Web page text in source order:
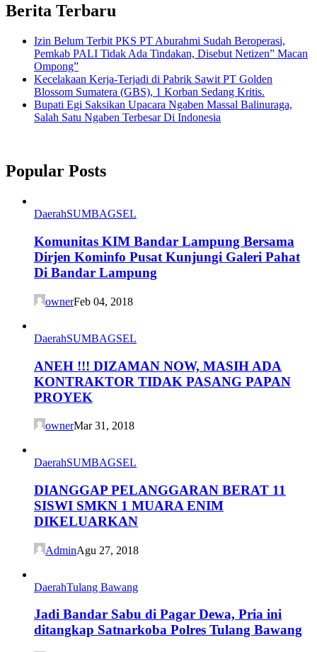
Berita Terbaru
Izin Belum Terbit PKS PT Aburahmi Sudah Beroperasi,
Pemkab PALI Tidak Ada Tindakan, Disebut Netizen” Macan
Ompong”
Kecelakaan Kerja-Terjadi di Pabrik Sawit PT Golden
Blossom Sumatera (GBS), 1 Korban Sedang Kritis.
Bupati Egi Saksikan Upacara Ngaben Massal Balinuraga,
Salah Satu Ngaben Terbesar Di Indonesia
Popular Posts
DaerahSUMBAGSEL
Komunitas KIM Bandar Lampung Bersama
Dirjen Kominfo Pusat Kunjungi Galeri Pahat
Di Bandar Lampung
ownerFeb 04, 2018
DaerahSUMBAGSEL
ANEH !!! DIZAMAN NOW, MASIH ADA
KONTRAKTOR TIDAK PASANG PAPAN
PROYEK
ownerMar 31, 2018
DaerahSUMBAGSEL
DIANGGAP PELANGGARAN BERAT 11
SISWI SMKN 1 MUARA ENIM
DIKELUARKAN
AdminAgu 27, 2018
DaerahTulang Bawang
Jadi Bandar Sabu di Pagar Dewa, Pria ini
ditangkap Satnarkoba Polres Tulang Bawang